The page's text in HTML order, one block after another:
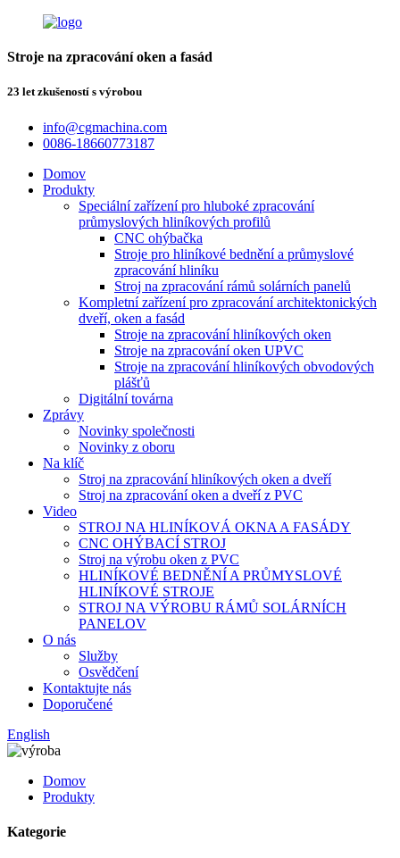
Stroje na zpracování oken a fasád
23 let zkušeností s výrobou
info@cgmachina.com
0086-18660773187
Domov
Produkty
Speciální zařízení pro hluboké zpracování
průmyslových hliníkových profilů
CNC ohýbačka
Stroje pro hliníkové bednění a průmyslové
zpracování hliníku
Stroj na zpracování rámů solárních panelů
Kompletní zařízení pro zpracování architektonických
dveří, oken a fasád
Stroje na zpracování hliníkových oken
Stroje na zpracování oken UPVC
Stroje na zpracování hliníkových obvodových
plášťů
Digitální továrna
Zprávy
Novinky společnosti
Novinky z oboru
Na klíč
Stroj na zpracování hliníkových oken a dveří
Stroj na zpracování oken a dveří z PVC
Video
STROJ NA HLINÍKOVÁ OKNA A FASÁDY
CNC OHÝBACÍ STROJ
Stroj na výrobu oken z PVC
HLINÍKOVÉ BEDNĚNÍ A PRŮMYSLOVÉ
HLINÍKOVÉ STROJE
STROJ NA VÝROBU RÁMŮ SOLÁRNÍCH
PANELOV
O nás
Služby
Osvědčení
Kontaktujte nás
Doporučené
English
Domov
Produkty
Kategorie